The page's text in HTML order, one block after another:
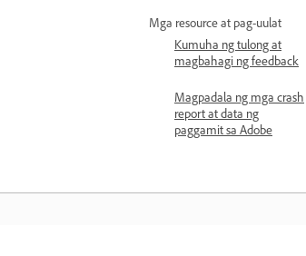
Mga resource at pag-uulat
Kumuha ng tulong at
magbahagi ng feedback
Magpadala ng mga crash
report at data ng
paggamit sa Adobe